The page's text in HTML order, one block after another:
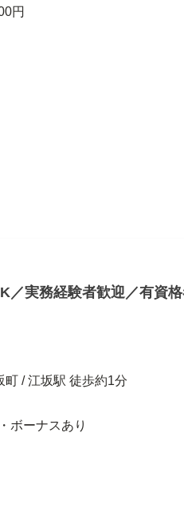
円
／実務経験者歓迎／有資
町 / 江坂駅 徒歩約1分
ボーナスあり